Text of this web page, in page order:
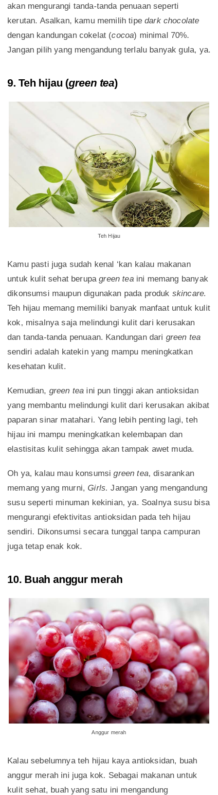
akan mengurangi tanda-tanda penuaan seperti
kerutan. Asalkan, kamu memilih tipedark chocolate
dengan kandungan cokelat (cocoa) minimal 70%.
Jangan pilih yang mengandung terlalu banyak gula, ya.
9. Teh hijau (green tea)
Teh Hijau
Kamu pasti juga sudah kenal ‘kan kalau makanan
untuk kulit sehat berupagreen tea ini memang banyak
dikonsumsi maupun digunakan pada produk skincare.
Teh hijau memang memiliki banyak manfaat untuk kulit
kok, misalnya saja melindungi kulit dari kerusakan
dan tanda-tanda penuaan. Kandungan dari green tea
sendiri adalah katekin yang mampu meningkatkan
kesehatan kulit.
Kemudian, green tea ini pun tinggi akan antioksidan
yang membantu melindungi kulit dari kerusakan akibat
paparan sinar matahari. Yang lebih penting lagi, teh
hijau ini mampu meningkatkan kelembapan dan
elastisitas kulit sehingga akan tampak awet muda.
Oh ya, kalau mau konsumsigreen tea, disarankan
memang yang murni, Girls.Jangan yang mengandung
susu seperti minuman kekinian, ya. Soalnya susu bisa
mengurangi efektivitas antioksidan pada teh hijau
sendiri. Dikonsumsi secara tunggal tanpa campuran
juga tetap enak kok.
10. Buah anggur merah
Anggur merah
Kalau sebelumnya teh hijau kaya antioksidan, buah
anggur merah ini juga kok. Sebagai makanan untuk
kulit sehat, buah yang satu ini mengandung